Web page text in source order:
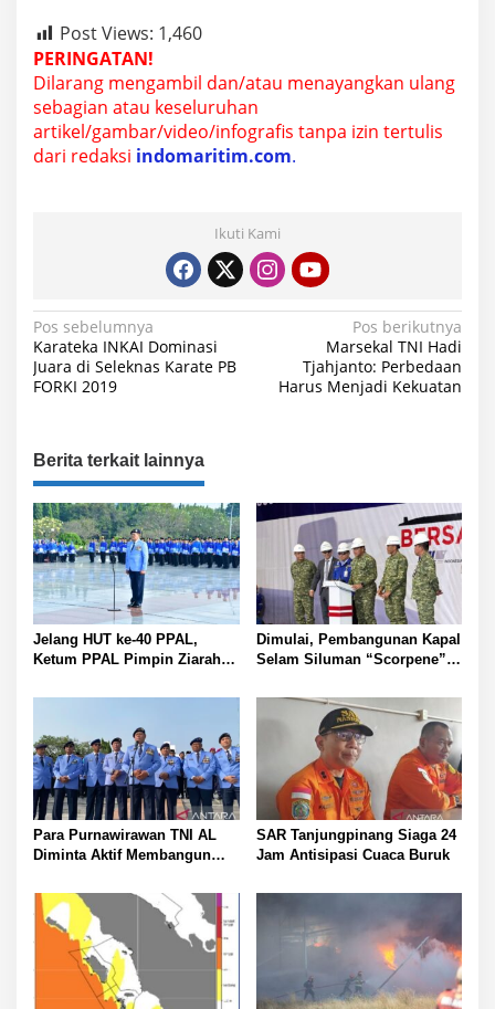
Post Views: 1,460
PERINGATAN!
Dilarang mengambil dan/atau menayangkan ulang
sebagian atau keseluruhan
artikel/gambar/video/infografis tanpa izin tertulis
dari redaksi indomaritim.com.
Ikuti Kami
N
a
v
g
a
s
i
p
o
s
Pos sebelumnya
Karateka INKAI Dominasi
Juara di Seleknas Karate PB
FORKI 2019
Pos berikutnya
Marsekal TNI Hadi
Tjahjanto: Perbedaan
Harus Menjadi Kekuatan
Berita terkait lainnya
Jelang HUT ke-40 PPAL,
Ketum PPAL Pimpin Ziarah
Purnawirawan di TMPNU
Dimulai, Pembangunan Kapal
Selam Siluman “Scorpene”
Para Purnawirawan TNI AL
Diminta Aktif Membangun
SAR Tanjungpinang Siaga 24
Jam Antisipasi Cuaca Buruk